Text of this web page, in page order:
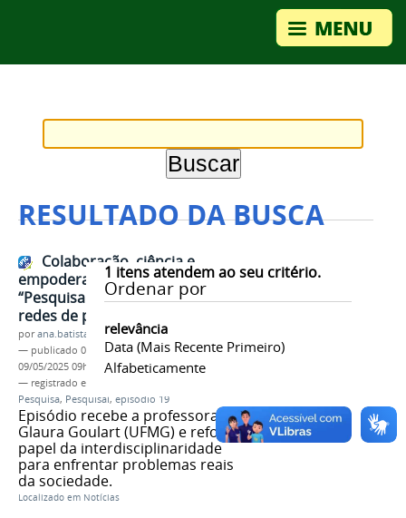
RESULTADO DA BUSCA
1 itens atendem ao seu critério.
Ordenar por
relevância
Data (mais Recente Primeiro)
Alfabeticamente
Colaboração, ciência e
empoderamento: nova edição do
“Pesquisaí” destaca força das
redes de pesquisa
porana.batista
— publicado 09/05/2025 —última modificação
09/05/2025 09h28
— registrado em:
Pesquisa, Pesquisaí, episódio 19
Episódio recebe a professora
Glaura Goulart (UFMG) e reforça o
papel da interdisciplinaridade
para enfrentar problemas reais
da sociedade.
Localizado em Notícias